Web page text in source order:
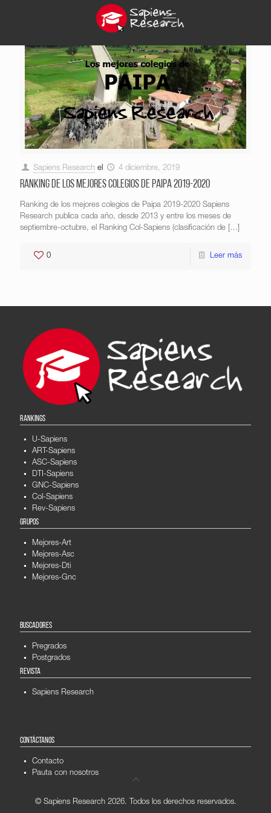
Sapiens Research el 4 diciembre, 2019
Ranking de los mejores colegios de Paipa 2019-2020
Ranking de los mejores colegios de Paipa 2019-2020 Sapiens
Research publica cada año, desde 2013 y entre los meses de
septiembre-octubre, el Ranking Col-Sapiens (clasificación de […]
0 Leer más
RANKINGS
U-Sapiens
ART-Sapiens
ASC-Sapiens
DTI-Sapiens
GNC-Sapiens
Col-Sapiens
Rev-Sapiens
GRUPOS
Mejores-Art
Mejores-Asc
Mejores-Dti
Mejores-Gnc
BUSCADORES
Pregrados
Postgrados
REVISTA
Sapiens Research
CONTÁCTANOS
Contacto
Pauta con nosotros
© Sapiens Research 2026. Todos los derechos reservados.